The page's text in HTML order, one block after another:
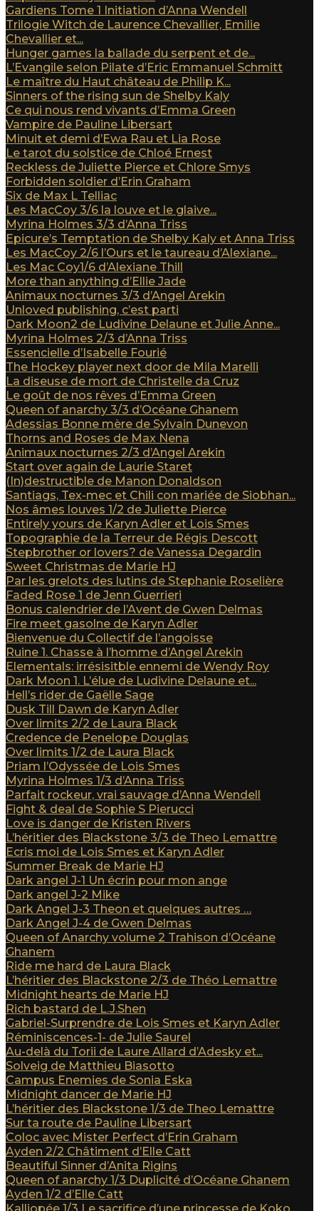
Gardiens Tome 1 Initiation d’Anna Wendell
Trilogie Witch de Laurence Chevallier, Emilie
Chevallier et...
Hunger games la ballade du serpent et de...
L’Evangile selon Pilate d’Eric Emmanuel Schmitt
Le maître du Haut château de Philip K...
Sinners of the rising sun de Shelby Kaly
Ce qui nous rend vivants d’Emma Green
Vampire de Pauline Libersart
Minuit et demi d’Ewa Rau et Lia Rose
Le tarot du solstice de Chloé Ernest
Reckless de Juliette Pierce et Chlore Smys
Forbidden soldier d’Erin Graham
Six de Max L Telliac
Les MacCoy 3/6 la louve et le glaive...
Myrina Holmes 3/3 d’Anna Triss
Epicure’s Temptation de Shelby Kaly et Anna Triss
Les MacCoy 2/6 l’Ours et le taureau d’Alexiane...
Les Mac Coy1/6 d’Alexiane Thill
More than anything d’Ellie Jade
Animaux nocturnes 3/3 d’Angel Arekin
Unloved publishing, c’est parti
Dark Moon2 de Ludivine Delaune et Julie Anne...
Myrina Holmes 2/3 d’Anna Triss
Essencielle d’Isabelle Fourié
The Hockey player next door de Mila Marelli
La diseuse de mort de Christelle da Cruz
Le goût de nos rêves d’Emma Green
Queen of anarchy 3/3 d’Océane Ghanem
Adessias Bonne mère de Sylvain Dunevon
Thorns and Roses de Max Nena
Animaux nocturnes 2/3 d’Angel Arekin
Start over again de Laurie Staret
(In)destructible de Manon Donaldson
Santiags, Tex-mec et Chili con mariée de Siobhan...
Nos âmes louves 1/2 de Juliette Pierce
Entirely yours de Karyn Adler et Lois Smes
Topographie de la Terreur de Régis Descott
Stepbrother or lovers? de Vanessa Degardin
Sweet Christmas de Marie HJ
Par les grelots des lutins de Stephanie Roselière
Faded Rose 1 de Jenn Guerrieri
Bonus calendrier de l’Avent de Gwen Delmas
Fire meet gasolne de Karyn Adler
Bienvenue du Collectif de l’angoisse
Ruine 1. Chasse à l’homme d’Angel Arekin
Elementals: irrésisitble ennemi de Wendy Roy
Dark Moon 1. L’élue de Ludivine Delaune et...
Hell’s rider de Gaëlle Sage
Dusk Till Dawn de Karyn Adler
Over limits 2/2 de Laura Black
Credence de Penelope Douglas
Over limits 1/2 de Laura Black
Priam l’Odyssée de Lois Smes
Myrina Holmes 1/3 d’Anna Triss
Parfait rockeur, vrai sauvage d’Anna Wendell
Fight & deal de Sophie S Pierucci
Love is danger de Kristen Rivers
L’héritier des Blackstone 3/3 de Theo Lemattre
Ecris moi de Lois Smes et Karyn Adler
Summer Break de Marie HJ
Dark angel J-1 Un écrin pour mon ange
Dark angel J-2 Mike
Dark Angel J-3 Theon et quelques autres …
Dark Angel J-4 de Gwen Delmas
Queen of Anarchy volume 2 Trahison d’Océane
Ghanem
Ride me hard de Laura Black
L’héritier des Blackstone 2/3 de Théo Lemattre
Midnight hearts de Marie HJ
Rich bastard de L.J.Shen
Gabriel-Surprendre de Lois Smes et Karyn Adler
Réminiscences-1- de Julie Saurel
Au-delà du Torii de Laure Allard d’Adesky et...
Solveig de Matthieu Biasotto
Campus Enemies de Sonia Eska
Midnight dancer de Marie HJ
L’héritier des Blackstone 1/3 de Theo Lemattre
Sur ta route de Pauline Libersart
Coloc avec Mister Perfect d’Erin Graham
Ayden 2/2 Châtiment d’Elle Catt
Beautiful Sinner d’Anita Rigins
Queen of anarchy 1/3 Duplicité d’Océane Ghanem
Ayden 1/2 d’Elle Catt